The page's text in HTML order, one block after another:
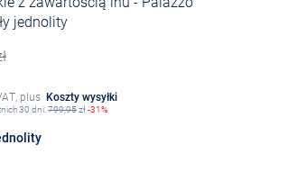
jednolity
plus Koszty wysyłki
30 dni:799,95zł-31%